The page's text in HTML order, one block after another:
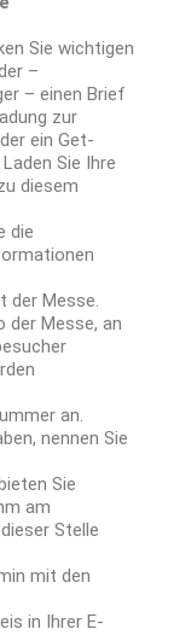
Sie wichtigen
–
– einen Brief
zur
ein Get-
Sie Ihre
diesem
die
der Messe.
der Messe, an
an.
nennen Sie
Sie
am
Stelle
mit den
in Ihrer E-